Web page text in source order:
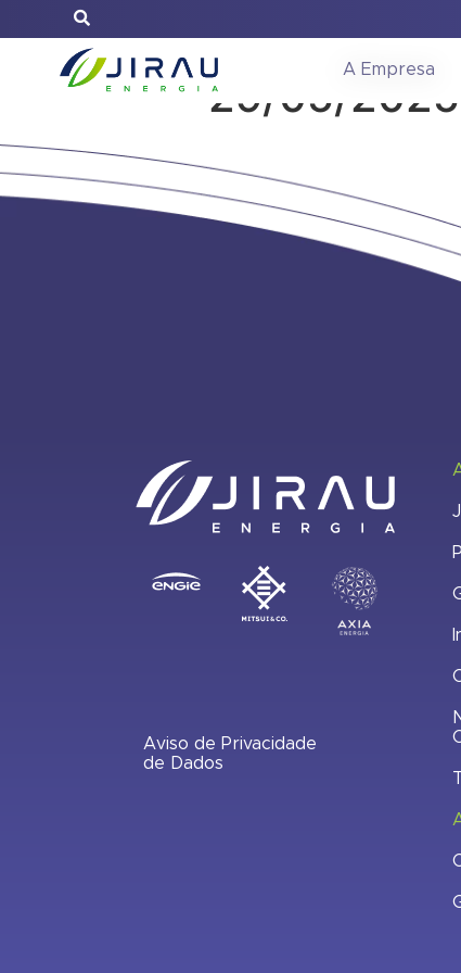
A Empresa
Reunião do
29/05/2025
Aviso de Privacidade
de Dados